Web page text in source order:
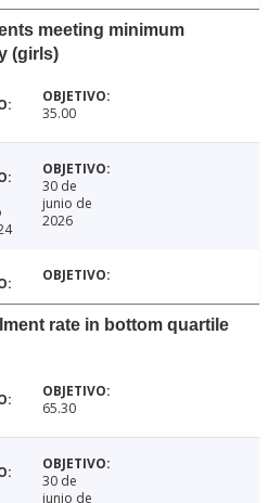
meeting minimum
(girls)
35.00
30 de
junio de
2026
rate in bottom quartile
65.30
30 de
junio de